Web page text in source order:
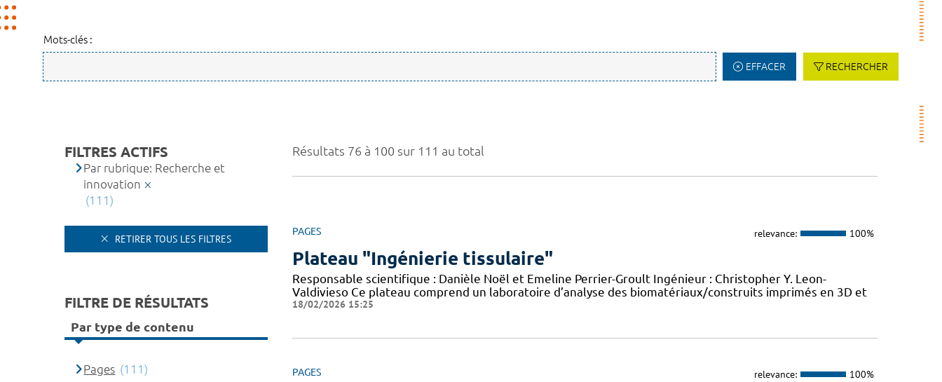
Mots-clés :
EFFACER RECHERCHER
Résultats 76 à 100 sur 111 au total
PAGES relevance: 100%
Plateau "Ingénierie tissulaire"
Responsable scientifique : Danièle Noël et Emeline Perrier-Groult Ingénieur : Christopher Y. Leon-
Valdivieso Ce plateau comprend un laboratoire d’analyse des biomatériaux/construits imprimés en 3D et
18/02/2026 15:25
PAGES relevance: 100%
FILTRES ACTIFS
Par rubrique: Recherche et
innovation
(111)
RETIRER TOUS LES FILTRES
FILTRE DE RÉSULTATS
Par type de contenu
Pages (111)